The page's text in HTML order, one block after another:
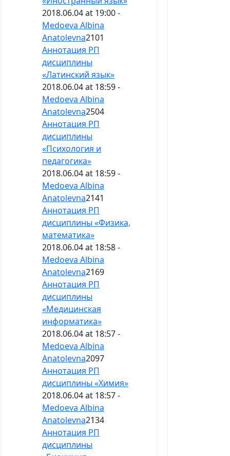
2018.06.04 at 19:00 -
Medoeva Albina
Anatolevna2101
Аннотация РП
дисциплины
«Латинский язык»
2018.06.04 at 18:59 -
Medoeva Albina
Anatolevna2504
Аннотация РП
дисциплины
«Психология и
педагогика»
2018.06.04 at 18:59 -
Medoeva Albina
Anatolevna2141
Аннотация РП
дисциплины «Физика,
математика»
2018.06.04 at 18:58 -
Medoeva Albina
Anatolevna2169
Аннотация РП
дисциплины
«Медицинская
информатика»
2018.06.04 at 18:57 -
Medoeva Albina
Anatolevna2097
Аннотация РП
дисциплины «Химия»
2018.06.04 at 18:57 -
Medoeva Albina
Anatolevna2134
Аннотация РП
дисциплины